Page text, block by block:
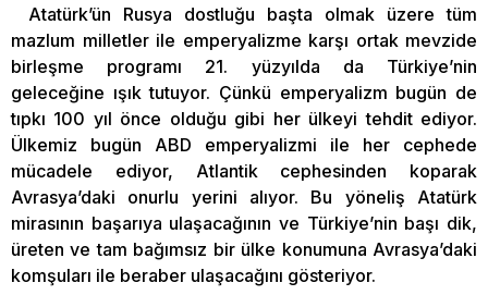
Atatürk’ün Rusya dostluğu başta olmak üzere tüm
mazlum milletler ile emperyalizme karşı ortak mevzide
birleşme programı 21. yüzyılda da Türkiye’nin
geleceğine ışık tutuyor. Çünkü emperyalizm bugün de
tıpkı 100 yıl önce olduğu gibi her ülkeyi tehdit ediyor.
Ülkemiz bugün ABD emperyalizmi ile her cephede
mücadele ediyor, Atlantik cephesinden koparak
Avrasya’daki onurlu yerini alıyor. Bu yöneliş Atatürk
mirasının başarıya ulaşacağının ve Türkiye’nin başı dik,
üreten ve tam bağımsız bir ülke konumuna Avrasya’daki
komşuları ile beraber ulaşacağını gösteriyor.